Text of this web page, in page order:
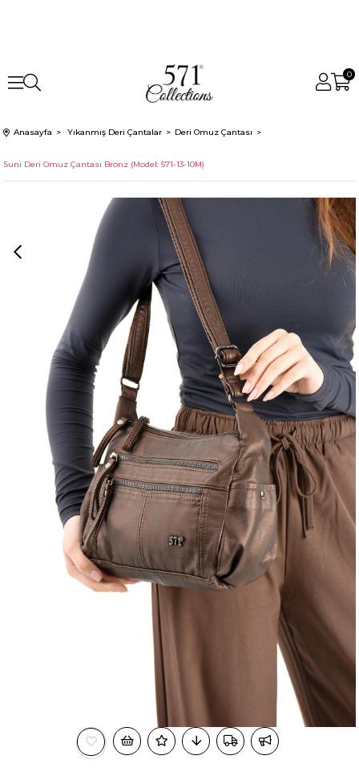
0
Anasayfa Yıkanmış Deri Çantalar Deri Omuz Çantası
Suni Deri Omuz Çantası Bronz (Model: 571-13-10M)